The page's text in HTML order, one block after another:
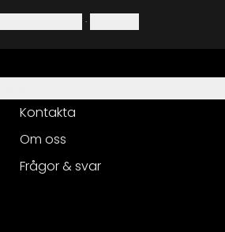
·
Kontakta
Om oss
Frågor & svar